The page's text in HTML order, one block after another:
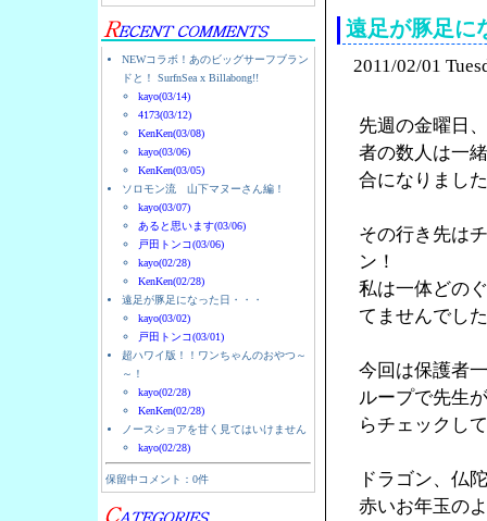
NEWコラボ！あのビッグサーフブラン
ドと！ SurfnSea x Billabong!!
kayo(03/14)
4173(03/12)
KenKen(03/08)
kayo(03/06)
KenKen(03/05)
ソロモン流 山下マヌーさん編！
kayo(03/07)
あると思います(03/06)
戸田トンコ(03/06)
kayo(02/28)
KenKen(02/28)
遠足が豚足になった日・・・
kayo(03/02)
戸田トンコ(03/01)
超ハワイ版！！ワンちゃんのおやつ～
～！
kayo(02/28)
KenKen(02/28)
ノースショアを甘く見てはいけません
kayo(02/28)
保留中コメント：0件
遠足が豚足に
2011/02/01
先週の金曜日
者の数人は一
合になりまし
その行き先は
ン！
私は一体どの
てませんでし
今回は保護者
ループで先生
らチェックし
ドラゴン、仏
赤いお年玉の